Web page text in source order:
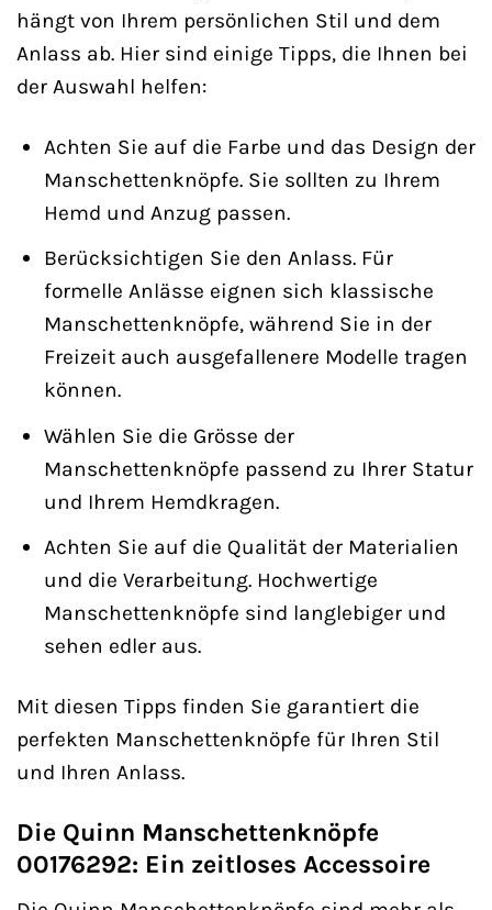
hängt von Ihrem persönlichen Stil und dem
Anlass ab. Hier sind einige Tipps, die Ihnen bei
der Auswahl helfen:
Achten Sie auf die Farbe und das Design der
Manschettenknöpfe. Sie sollten zu Ihrem
Hemd und Anzug passen.
Berücksichtigen Sie den Anlass. Für
formelle Anlässe eignen sich klassische
Manschettenknöpfe, während Sie in der
Freizeit auch ausgefallenere Modelle tragen
können.
Wählen Sie die Grösse der
Manschettenknöpfe passend zu Ihrer Statur
und Ihrem Hemdkragen.
Achten Sie auf die Qualität der Materialien
und die Verarbeitung. Hochwertige
Manschettenknöpfe sind langlebiger und
sehen edler aus.
Mit diesen Tipps finden Sie garantiert die
perfekten Manschettenknöpfe für Ihren Stil
und Ihren Anlass.
Die Quinn Manschettenknöpfe
00176292: Ein zeitloses Accessoire